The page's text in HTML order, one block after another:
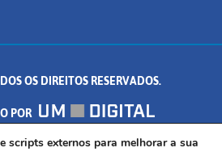
ferramentas
OS DIREITOS RESERVADOS.
POR
328 - PALMEIRAS, FORMIGA/MG - CEP:
scripts externos para melhorar a sua